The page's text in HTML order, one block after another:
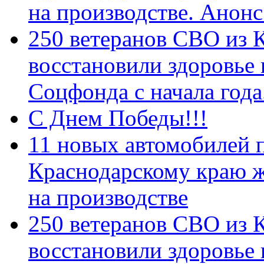
на производстве.
250 ветеранов СВО из
восстановили
Соцфонда с начала
С Днем Победы!!!
11 новых автомобилей
Краснодарскому краю
на производстве
250 ветеранов СВО из
восстановили